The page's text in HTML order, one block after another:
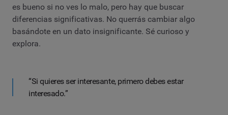
es bueno si no ves lo malo, pero hay que buscar
diferencias significativas. No querrás cambiar algo
basándote en un dato insignificante. Sé curioso y
explora.
“Si quieres ser interesante, primero debes estar
interesado.”